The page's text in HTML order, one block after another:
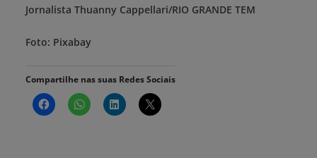
Jornalista Thuanny Cappellari/RIO GRANDE TEM
Foto: Pixabay
Compartilhe nas suas Redes Sociais